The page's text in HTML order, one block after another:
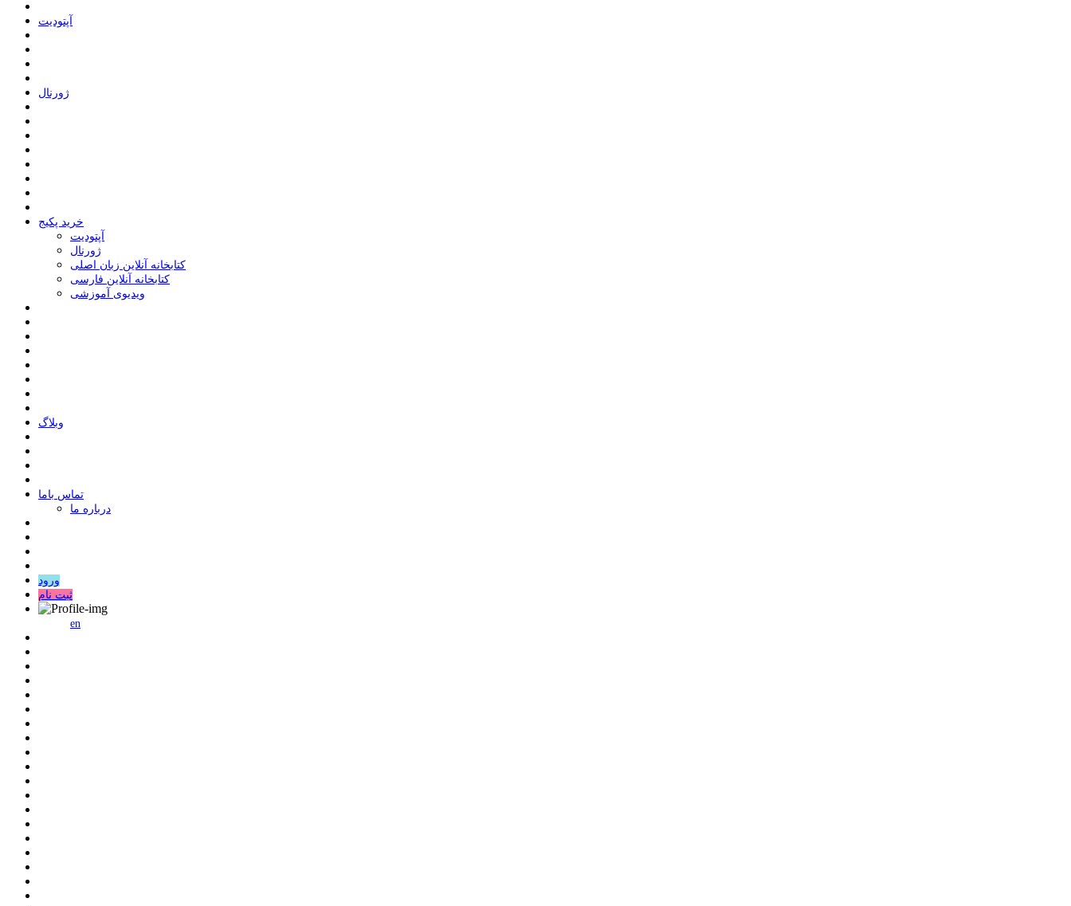
ﺁﭘﺘﻮﺩﯾﺖ
ﮊﻭﺭﻧﺎﻝ
خرید پکیج
ﺁﭘﺘﻮﺩﯾﺖ
ﮊﻭﺭﻧﺎﻝ
کتابخانه آنلاین زبان اصلی
کتابخانه آنلاین فارسی
ویدیوی آموزشی
وبلاگ
ﺗﻤﺎﺱ ﺑﺎﻣﺎ
درباره ما
ورود
ثبت نام
en